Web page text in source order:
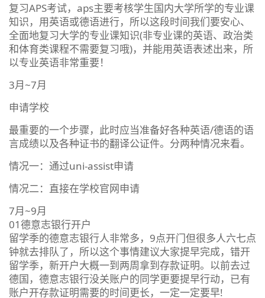
复习APS考试，aps主要考核学生国内大学所学的专业课
知识，用英语或德语进行，所以这段时间我们要安心、
全面地复习大学的专业课知识(非专业课的英语、政治类
和体育类课程不需要复习哦)，并能用英语表述出来，所
以专业英语非常重要！
3月~7月
申请学校
最重要的一个步骤，此时应当准备好各种英语/德语的语
言成绩以及各种证书的翻译公证件。分两种情况来看。
情况一：通过uni-assist申请
情况二：直接在学校官网申请
7月~9月
01德意志银行开户
留学季的德意志银行人非常多，9点开门但很多人六七点
钟就去排队了，所以这个事情建议大家提早完成，错开
留学季，新开户大概一到两周拿到存款证明。以前去过
德国，德意志银行没关账户的同学更要提早行动，已有
账户开存款证明需要的时间更长，一定一定要早!